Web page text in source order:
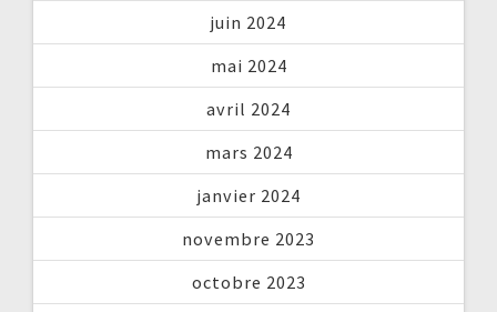
juin 2024
mai 2024
avril 2024
mars 2024
janvier 2024
novembre 2023
octobre 2023